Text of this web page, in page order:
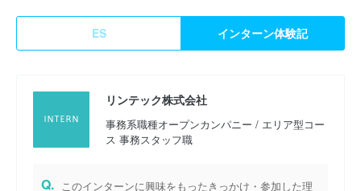
ES インターン体験記
リンテック株式会社
事務系職種オープンカンパニー / エリア型コー
ス 事務スタッフ職
Q.
このインターンに興味をもったきっかけ・参加した理